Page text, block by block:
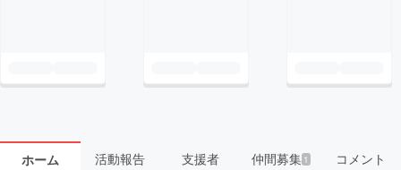
ホーム 活動報告 支援者 仲間募集 1 コメント